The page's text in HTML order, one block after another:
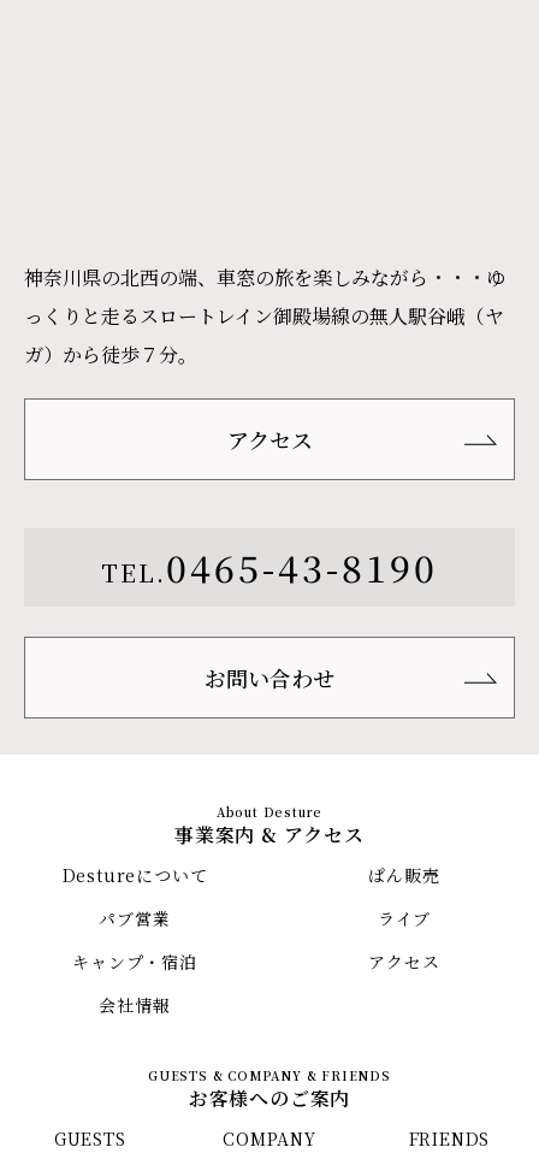
神奈川県の北西の端、車窓の旅を楽しみながら・・・ゆ
っくりと走るスロートレイン御殿場線の無人駅谷峨（ヤ
ガ）から徒歩７分。
アクセス
TEL.0465-43-8190
お問い合わせ
事業案内 & アクセス
Destureについて
ぱん販売
パブ営業
ライブ
キャンプ・宿泊
アクセス
会社情報
お客様へのご案内
GUESTS COMPANY FRIENDS